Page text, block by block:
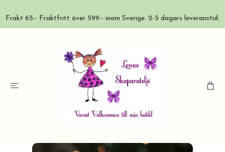
Frakt 65:- Fraktfritt över 599:- inom Sverige. 2-5 dagars leveranstid.